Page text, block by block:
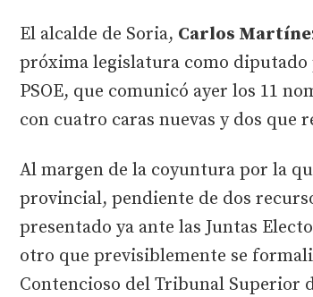
El alcalde de Soria, Carlos
próxima legislatura como diputado
PSOE, que comunicó ayer los 11
con cuatro caras nuevas y dos que
Al margen de la coyuntura por la
provincial, pendiente de dos
presentado ya ante las Juntas
otro que previsiblemente se
Contencioso del Tribunal Superior